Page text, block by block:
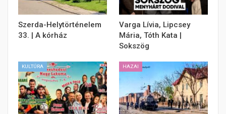
Szerda-Helytörténelem
33. | A kórház
Varga Lívia, Lipcsey
Mária, Tóth Kata |
Sokszög
KULTÚRA HAZAI